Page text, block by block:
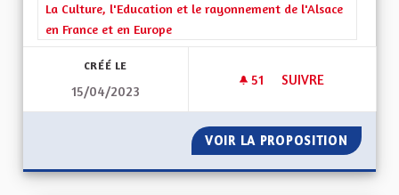
Filtrer les résultats de la catégorie : La Culture, l'Education et
La Culture, l'Education et le rayonnement de l'Alsace
en France et en Europe
CRÉÉ LE
15/04/2023
51 51 ABONNÉS
SUIVRE
VOIR LA PROPOSITION